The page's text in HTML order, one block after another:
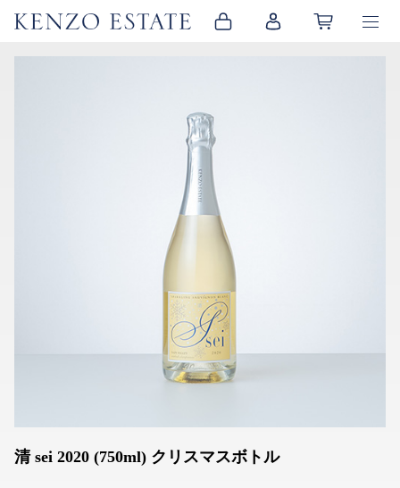
清 sei 2020 (750ml) クリスマスボトル